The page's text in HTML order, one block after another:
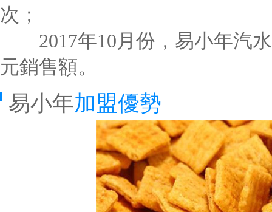
次；
2017年10月份，易小年汽水
元銷售額。
易小年加盟優勢